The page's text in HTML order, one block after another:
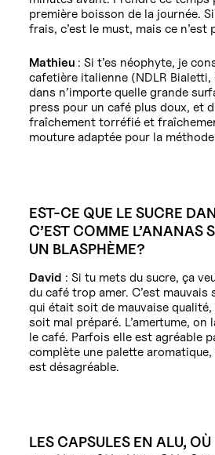
première boisson de la journée.
frais, c’est le must, mais ce n’est
Mathieu : Si t’es néophyte, je
cafetière italienne (NDLR Bialetti,
dans n’importe quelle grande
press pour un café plus doux, et
fraîchement torréfié et
mouture adaptée pour la
EST-CE QUE LE SUCRE
C’EST COMME L’ANANAS
UN BLASPHÈME?
David : Si tu mets du sucre, ça
du café trop amer. C’est mauvais
qui était soit de mauvaise
soit mal préparé. L’amertume, on
le café. Parfois elle est agréable
complète une palette
est désagréable.
LES CAPSULES EN ALU,